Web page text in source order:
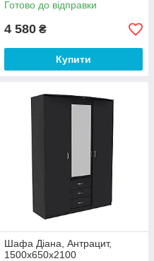
Готово до відправки
4 580 ₴
Купити
Шафа Діана, Антрацит,
1500х650х2100